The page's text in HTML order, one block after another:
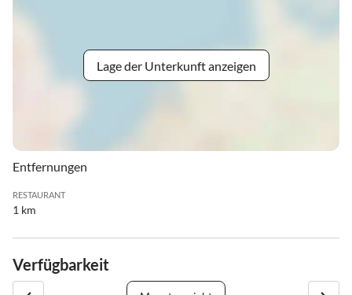
Lage der Unterkunft anzeigen
Entfernungen
RESTAURANT
1 km
Verfügbarkeit